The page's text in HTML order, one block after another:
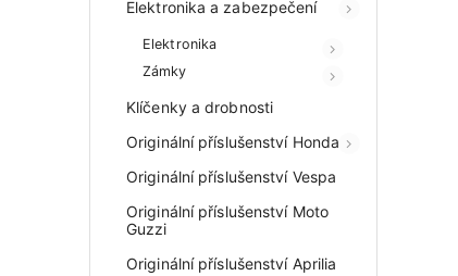
Elektronika a zabezpečení
Elektronika
Zámky
Klíčenky a drobnosti
Originální příslušenství Honda
Originální příslušenství Vespa
Originální příslušenství Moto
Guzzi
Originální příslušenství Aprilia